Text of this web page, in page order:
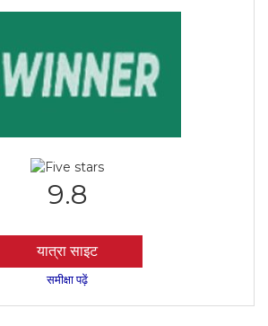
9.8
यात्रा साइट
समीक्षा पढ़ें